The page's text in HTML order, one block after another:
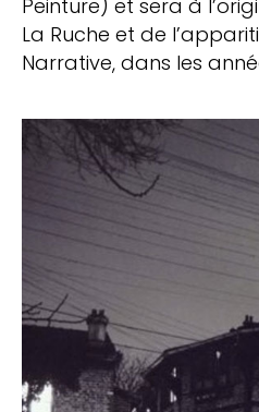
Peinture) et sera à
La Ruche et de
Narrative, dans les